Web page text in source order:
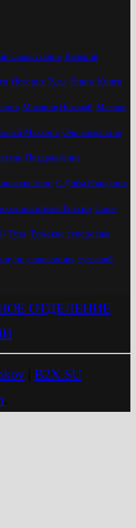
Савостьянов Валерий
История Тулы Книга Книги
Макаров Николай Маслов
Макаров Они воевали за
Поздравление
зори С Днём Рождения
писателей России Союз
Тула Тульские суворовцы
справочник тульский
ОТДЕЛЕНИЕ
B2X.SU